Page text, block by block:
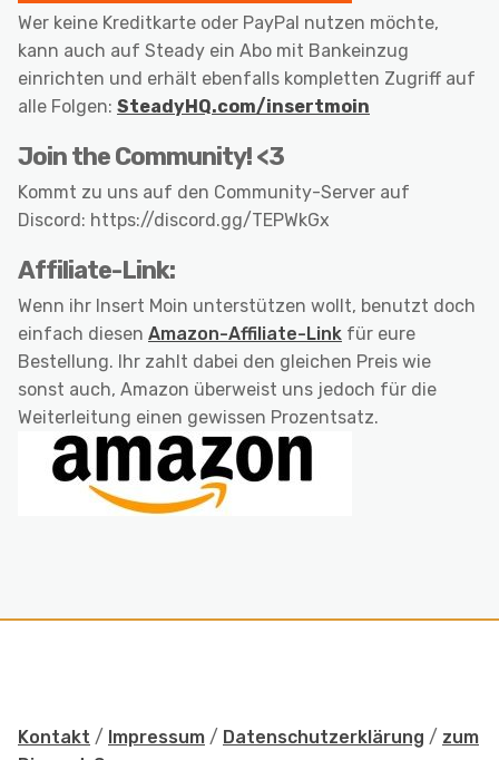
Wer keine Kreditkarte oder PayPal nutzen möchte,
kann auch auf Steady ein Abo mit Bankeinzug
einrichten und erhält ebenfalls kompletten Zugriff auf
alle Folgen: SteadyHQ.com/insertmoin
Join the Community! <3
Kommt zu uns auf den Community-Server auf
Discord: https://discord.gg/TEPWkGx
Affiliate-Link:
Wenn ihr Insert Moin unterstützen wollt, benutzt doch
einfach diesen Amazon-Affiliate-Link für eure
Bestellung. Ihr zahlt dabei den gleichen Preis wie
sonst auch, Amazon überweist uns jedoch für die
Weiterleitung einen gewissen Prozentsatz.
Kontakt / Impressum / Datenschutzerklärung / zum